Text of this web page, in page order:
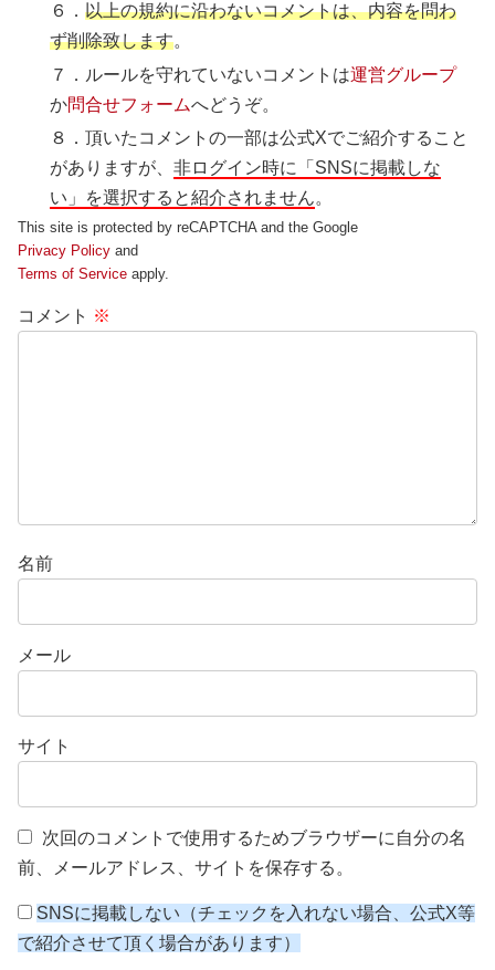
６．以上の規約に沿わないコメントは、内容を問わ
ず削除致します。
７．ルールを守れていないコメントは運営グループ
か問合せフォームへどうぞ。
８．頂いたコメントの一部は公式Xでご紹介すること
がありますが、非ログイン時に「SNSに掲載しな
い」を選択すると紹介されません。
This site is protected by reCAPTCHA and the Google
Privacy Policy and
Terms of Service apply.
コメント ※
名前
メール
サイト
次回のコメントで使用するためブラウザーに自分の名
前、メールアドレス、サイトを保存する。
SNSに掲載しない（チェックを入れない場合、公式X等
で紹介させて頂く場合があります）